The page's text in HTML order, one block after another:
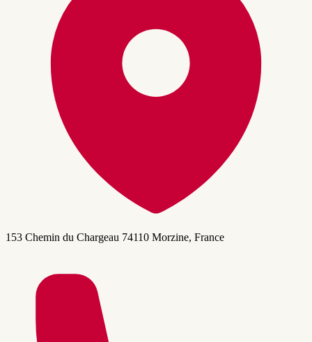
153 Chemin du Chargeau 74110 Morzine, France